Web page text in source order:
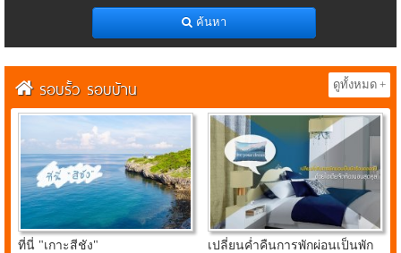
ค้นหา
รอบรั้ว รอบบ้าน ดูทั้งหมด +
ที่นี่ "เกาะสีชัง"
เปลี่ยนค่ำคืนการพักผ่อนเป็นพัก